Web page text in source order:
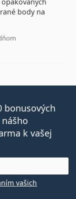
body na
bonusových
k vašej
vašich